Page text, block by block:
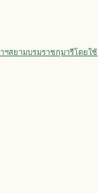
ฯสยามบรมราชกุมารีโดยใช้